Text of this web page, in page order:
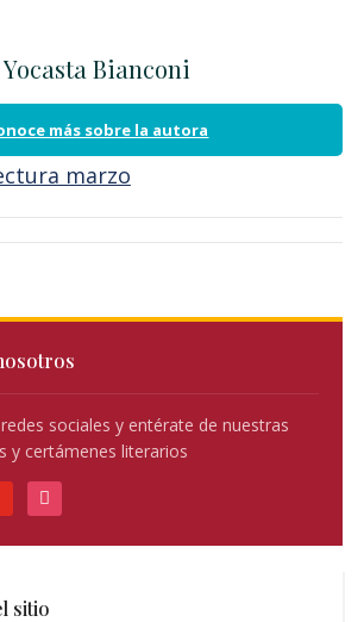
sociales y entérate de nuestras
y certámenes literarios
instagram
sitio
Yocasta Bianconi
más sobre la autora
marzo